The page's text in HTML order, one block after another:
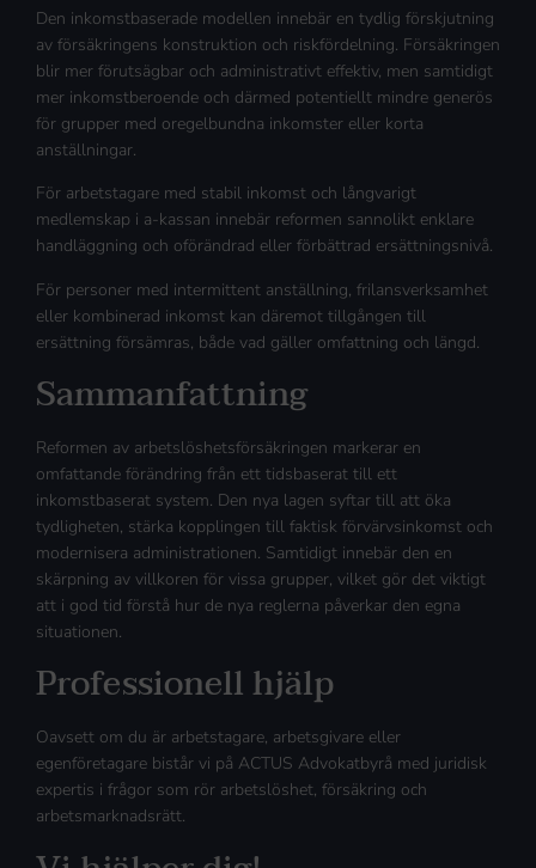
Den inkomstbaserade modellen innebär en tydlig förskjutning
av försäkringens konstruktion och riskfördelning. Försäkringen
blir mer förutsägbar och administrativt effektiv, men samtidigt
mer inkomstberoende och därmed potentiellt mindre generös
för grupper med oregelbundna inkomster eller korta
anställningar.
För arbetstagare med stabil inkomst och långvarigt
medlemskap i a-kassan innebär reformen sannolikt enklare
handläggning och oförändrad eller förbättrad ersättningsnivå.
För personer med intermittent anställning, frilansverksamhet
eller kombinerad inkomst kan däremot tillgången till
ersättning försämras, både vad gäller omfattning och längd.
Sammanfattning
Reformen av arbetslöshetsförsäkringen markerar en
omfattande förändring från ett tidsbaserat till ett
inkomstbaserat system. Den nya lagen syftar till att öka
tydligheten, stärka kopplingen till faktisk förvärvsinkomst och
modernisera administrationen. Samtidigt innebär den en
skärpning av villkoren för vissa grupper, vilket gör det viktigt
att i god tid förstå hur de nya reglerna påverkar den egna
situationen.
Professionell hjälp
Oavsett om du är arbetstagare, arbetsgivare eller
egenföretagare bistår vi på ACTUS Advokatbyrå med juridisk
expertis i frågor som rör arbetslöshet, försäkring och
arbetsmarknadsrätt.